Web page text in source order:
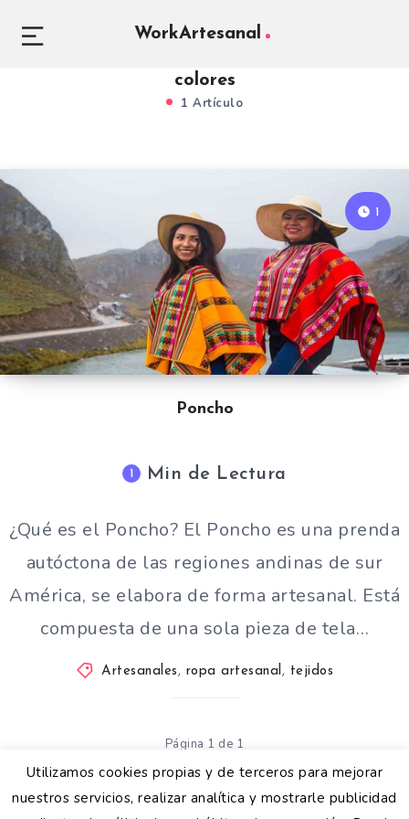
WorkArtesanal
colores
1 Artículo
Poncho
1
1 Min de Lectura
¿Qué es el Poncho? El Poncho es una prenda
autóctona de las regiones andinas de sur
América, se elabora de forma artesanal. Está
compuesta de una sola pieza de tela…
Artesanales , ropa artesanal , tejidos
Página 1 de 1
Utilizamos cookies propias y de terceros para mejorar
nuestros servicios, realizar analítica y mostrarle publicidad